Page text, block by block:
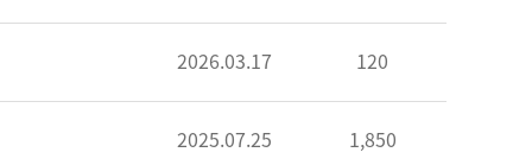
2026.03.17 120
2025.07.25 1,850